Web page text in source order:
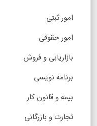
امور ثبتی
امور حقوقی
بازاریابی و فروش
برنامه نویسی
بیمه و قانون کار
تجارت و بازرگانی